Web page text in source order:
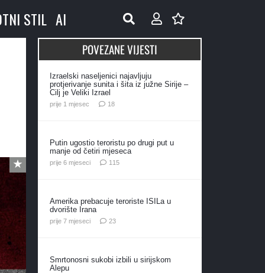
STIL AI
POVEZANE VIJESTI
Izraelski naseljenici najavljuju
protjerivanje sunita i šita iz južne Sirije –
Cilj je Veliki Izrael
prije 1 mjesec 18komentara
Putin ugostio teroristu po drugi put u
manje od četiri mjeseca
prije 6 mjeseci 115komentara
Amerika prebacuje teroriste ISILa u
dvorište Irana
prije 7 mjeseci 23komentara
Smrtonosni sukobi izbili u sirijskom
Alepu